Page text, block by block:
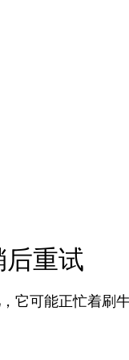
重试
它可能正忙着刷